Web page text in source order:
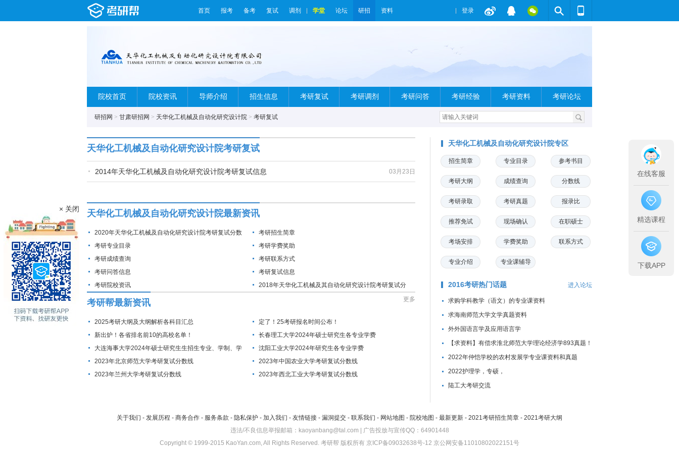
首页 报考 备考 复试 调剂 学堂 论坛 研招 资料 登录
院校首页 院校资讯 导师介绍 招生信息 考研复试 考研调剂 考研问答 考研经验 考研资料 考研论坛
研招网 > 甘肃研招网 > 天华化工机械及自动化研究设计院 > 考研复试
天华化工机械及自动化研究设计院考研复试
03月23日
2014年天华化工机械及自动化研究设计院考研复试信息
天华化工机械及自动化研究设计院最新资讯
2020年天华化工机械及自动化研究设计院考研复试分数
线
考研招生简章
考研专业目录
考研学费奖助
考研成绩查询
考研联系方式
考研问答信息
考研复试信息
考研院校资讯
2018年天华化工机械及其自动化研究设计院考研复试分
考研帮最新资讯 更多
2025考研大纲及大纲解析各科目汇总
定了！25考研报名时间公布！
新出炉！各省排名前10的高校名单！
长春理工大学2024年硕士研究生各专业学费
大连海事大学2024年硕士研究生生招生专业、学制、学
费标准及拟招生人数
沈阳工业大学2024年研究生各专业学费
2023年北京师范大学考研复试分数线
2023年中国农业大学考研复试分数线
2023年兰州大学考研复试分数线
2023年西北工业大学考研复试分数线
天华化工机械及自动化研究设计院专区
招生简章 专业目录 参考书目
考研大纲 成绩查询 分数线
考研录取 考研真题 报录比
推荐免试 现场确认 在职硕士
考场安排 学费奖助 联系方式
专业介绍 专业课辅导
2016考研热门话题 进入论坛
求购学科教学（语文）的专业课资料
求海南师范大学文学真题资料
外外国语言学及应用语言学
【求资料】有偿求淮北师范大学理论经济学893真题！
2022年仲恺学校的农村发展学专业课资料和真题
2022护理学，专硕，
陆工大考研交流
关于我们 - 发展历程 - 商务合作 - 服务条款 - 隐私保护 - 加入我们 - 友情链接 - 漏洞提交 - 联系我们 - 网站地图 - 院校地图 - 最新更新 - 2021考研招生简章 - 2021考研大纲
违法/不良信息举报邮箱：kaoyanbang@tal.com | 广告投放与宣传QQ：64901448
Copyright © 1999-2015 KaoYan.com, All Rights Reserved. 考研帮 版权所有 京ICP备09032638号-12 京公网安备11010802022151号
× 关闭
在线客服
精选课程
下载APP